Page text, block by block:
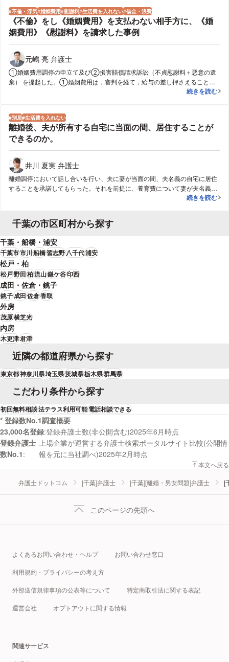
③「慰謝料の支払い」について「訴訟上の和解」が成立しました。
不倫・浮気 婚姻費用 慰謝料 生活費を入れない 借金・浪費
《不倫》をし《婚姻費用》を支払わない相手方に、《婚
姻費用》《慰謝料》を請求した事例
元嶋 亮 弁護士
①婚姻費用調停の申立て及び②損害賠償請求訴訟（不貞慰謝料＋悪意の遺
棄） を提起した。①婚姻費用は，審判を経て，給与の差し押さえることで
生活を安定させ，②損害賠償は，総額５５０万円の判決を得た。 なお，夫
《不倫》をし
続きを読む
別居 生活費を入れない
離婚後、夫が所有する自宅に当面の間、居住することが
できるのか。
井川 夏実 弁護士
離婚調停において話し合いを行い、夫に妻が当面の間、夫名義の自宅に居住
することを承諾してもらった。それを前提に、養育費について妻が夫名義の
自宅に住んでいる場合の養育費（相当額より低額）と妻が夫名義の自宅から
婚を成立させた。
離婚後、夫が
続きを読む
千葉の市区町村から探す
千葉・船橋・浦安
千葉市市川船橋習志野八千代浦安
松戸・柏
松戸野田柏流山鎌ケ谷印西
成田・佐倉・銚子
銚子成田佐倉香取
外房
茂原横芝光
内房
木更津君津
近隣の都道府県から探す
東京都神奈川県埼玉県茨城県栃木県群馬県
こだわり条件から探す
初回無料相談法テラス利用可能電話相談できる
* 登録数No.1調査概要
23,000名登録 登録弁護士数(非公開含む)2025年6月時点
登録弁護士
数No.1
上場企業が運営する弁護士検索ポータルサイト比較(公開情
報を元に当社調べ)2025年2月時点
本文へ戻る
弁護士ドットコム [千葉]弁護士 [千葉][離婚・男女問題]弁護士 [
このページの先頭へ
よくあるお問い合わせ・ヘルプ お問い合わせ窓口
利用規約・プライバシーの考え方
外部送信規律事項の公表等について 特定商取引法に関する表記
運営会社 オプトアウトに関する情報
関連サービス